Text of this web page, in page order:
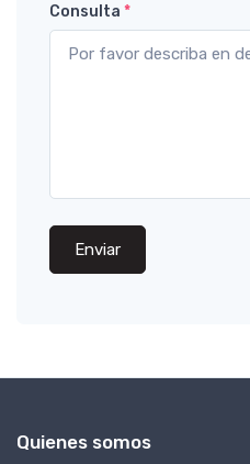
Consulta *
Enviar
Quienes somos